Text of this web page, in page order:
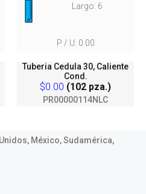
Largo: 6
P / U: 0.00
Tuberia Cedula 30, Caliente
Cond.
$0.00 (102 pza.)
PR00000114NLC
México, Sudamérica,